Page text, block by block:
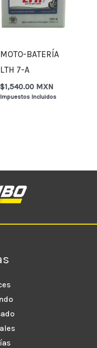
MOTO-BATERÍA
LTH 7-A
$1,540.00 MXN
Impuestos Incluidos